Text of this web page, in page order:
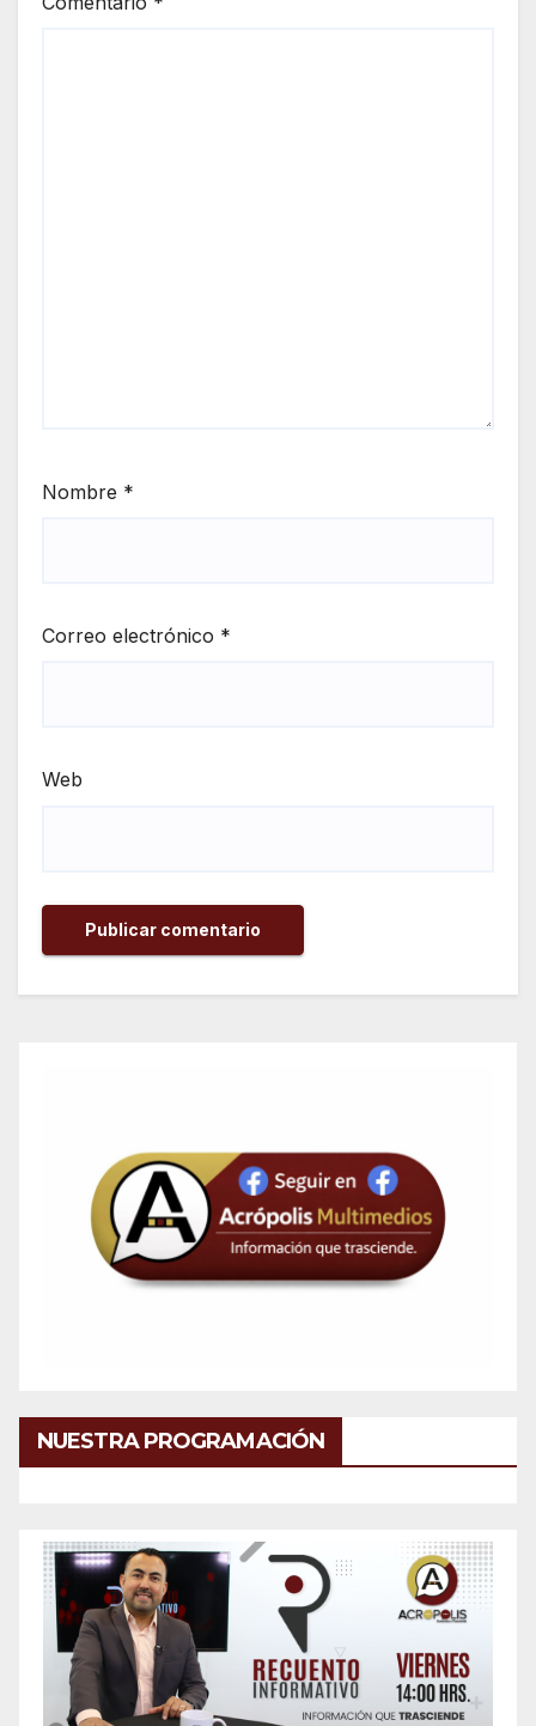
Nombre *
Correo electrónico *
Web
NUESTRA PROGRAMACIÓN